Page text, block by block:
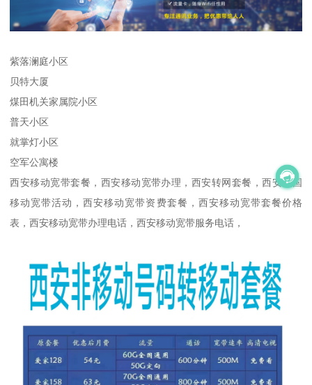
紫落澜庭小区
贝特大厦
煤田机关家属院小区
普天小区
就掌灯小区
空军公寓楼
西安移动宽带套餐，西安移动宽带办理，西安转网套餐，西安中国
移动宽带活动，西安移动宽带资费套餐，西安移动宽带套餐价格
表，西安移动宽带办理电话，西安移动宽带服务电话，